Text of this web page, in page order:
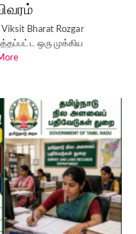
Bharat Rozgar
ஒரு முக்கிய